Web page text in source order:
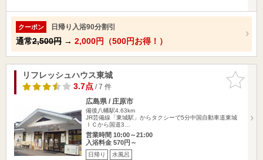
クーポン 日帰り入浴90分割引
通常2,500円 → 2,000円（500円お得！）
お気に入
りに追加
リフレッシュハウス東城
3.7点/ 7 件
広島県 / 庄原市
備後八幡駅4.63km
JR芸備線「東城駅」からタクシーで5分中国自動車道東城
ＩＣから国道3…
営業時間 10:00～21:00
入浴料金 570円～
日帰り 水風呂